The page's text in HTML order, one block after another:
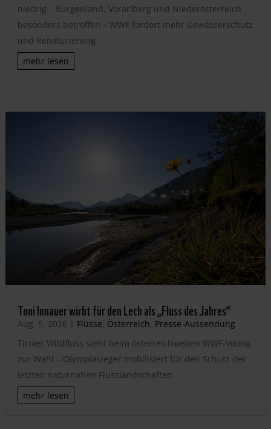
niedrig – Burgenland, Vorarlberg und Niederösterreich
besonders betroffen – WWF fordert mehr Gewässerschutz
und Renaturierung
mehr lesen
Toni Innauer wirbt für den Lech als „Fluss des Jahres“
Aug. 5, 2026 | Flüsse, Österreich, Presse-Aussendung
Tiroler Wildfluss steht beim österreichweiten WWF-Voting
zur Wahl – Olympiasieger mobilisiert für den Schutz der
letzten naturnahen Flusslandschaften
mehr lesen